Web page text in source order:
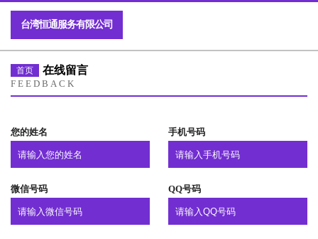
台湾恒通服务有限公司
首页 在线留言
FEEDBACK
您的姓名 手机号码
微信号码 QQ号码